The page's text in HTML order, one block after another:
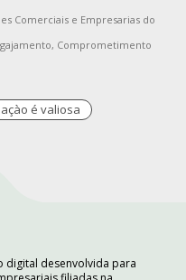
Comerciais e Empresarias do
Comprometimento
é valiosa
digital desenvolvida para